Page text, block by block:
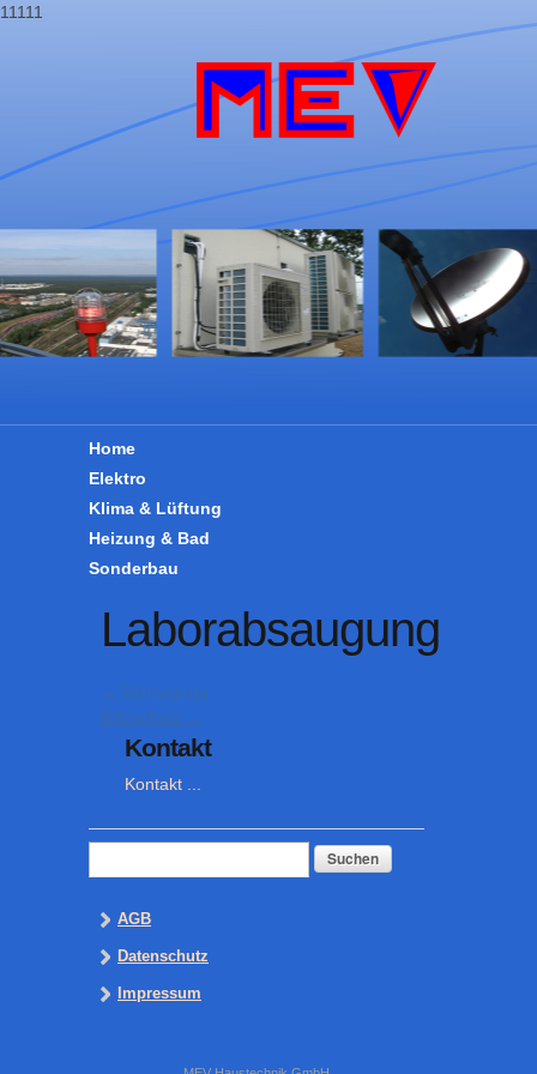
11111
Home
Elektro
Klima & Lüftung
Heizung & Bad
Sonderbau
Laborabsaugung
← Vermietung
Blitzschutz →
Kontakt
Kontakt ...
nach:
AGB
Datenschutz
Impressum